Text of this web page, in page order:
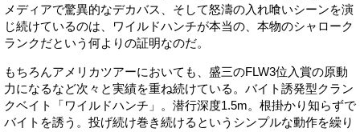
メディアで驚異的なデカバス、そして怒濤の入れ喰いシーンを演
じ続けているのは、ワイルドハンチが本当の、本物のシャローク
ランクだという何よりの証明なのだ。
もちろんアメリカツアーにおいても、盛三のFLW3位入賞の原動
力になるなど次々と実績を重ね続けている。バイト誘発型クラン
クベイト「ワイルドハンチ」。潜行深度1.5m。根掛かり知らずで
バイトを誘う。投げ続け巻き続けるというシンプルな動作を繰り